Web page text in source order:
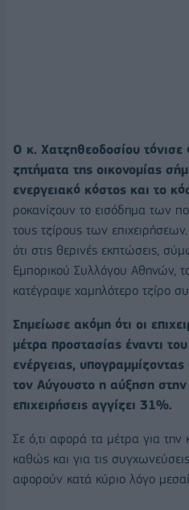
Ο κ. Χατζηθεοδοσίου τόνισε
ζητήματα της οικονομίας
ενεργειακό κόστος και το
ροκανίζουν το εισόδημα των
τους τζίρους των
ότι στις θερινές εκπτώσεις,
Εμπορικού Συλλόγου Αθηνών,
κατέγραψε χαμηλότερο τζίρο
Σημείωσε ακόμη ότι οι
μέτρα προστασίας έναντι
ενέργειας,
τον Αύγουστο η αύξηση στην
επιχειρήσεις αγγίζει 31%.
Σε ό,τι αφορά τα μέτρα για την
καθώς και για τις
αφορούν κατά κύριο λόγο